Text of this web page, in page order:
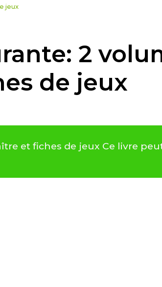
jeux
2
de jeux
et fiches de jeux Ce livre